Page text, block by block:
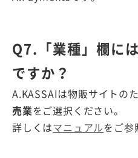
Q7.「業種」欄に
ですか？
A.KASSAIは物販サイトの
売業をご選択ください。
詳しくはマニュアルをご参